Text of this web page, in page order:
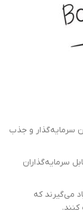
سرمایه‌گذار و جذب
سرمایه‌گذاران
می‌گیرند که